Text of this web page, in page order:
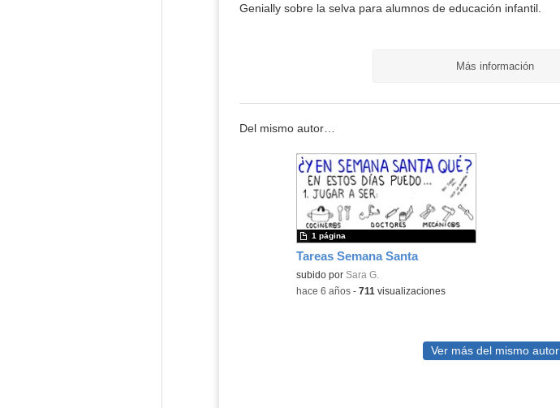
Genially sobre la selva para alumnos de educación infantil.
Más información
Del mismo autor…
Tareas Semana Santa
subido por Sara G.
1 página
-hace 6 años- 711 visualizaciones
Ver más del mismo autor